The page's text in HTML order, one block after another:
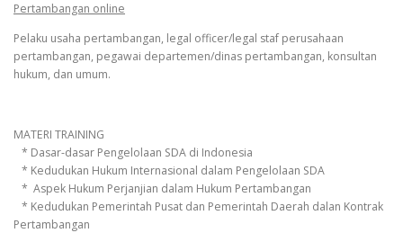
Pertambangan online
Pelaku usaha pertambangan, legal officer/legal staf perusahaan
pertambangan, pegawai departemen/dinas pertambangan, konsultan
hukum, dan umum.
MATERI TRAINING
* Dasar-dasar Pengelolaan SDA di Indonesia
* Kedudukan Hukum Internasional dalam Pengelolaan SDA
* Aspek Hukum Perjanjian dalam Hukum Pertambangan
* Kedudukan Pemerintah Pusat dan Pemerintah Daerah dalan Kontrak
Pertambangan